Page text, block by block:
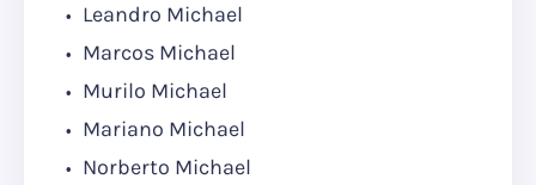
Leandro Michael
Marcos Michael
Murilo Michael
Mariano Michael
Norberto Michael